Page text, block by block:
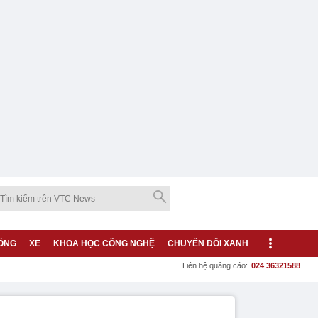
XE KHOA HỌC CÔNG NGHỆ CHUYỂN ĐỔI XANH
Liên hệ quảng cáo: 024 36321588